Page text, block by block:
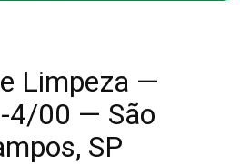
Limpeza —
4/00 — São
SP